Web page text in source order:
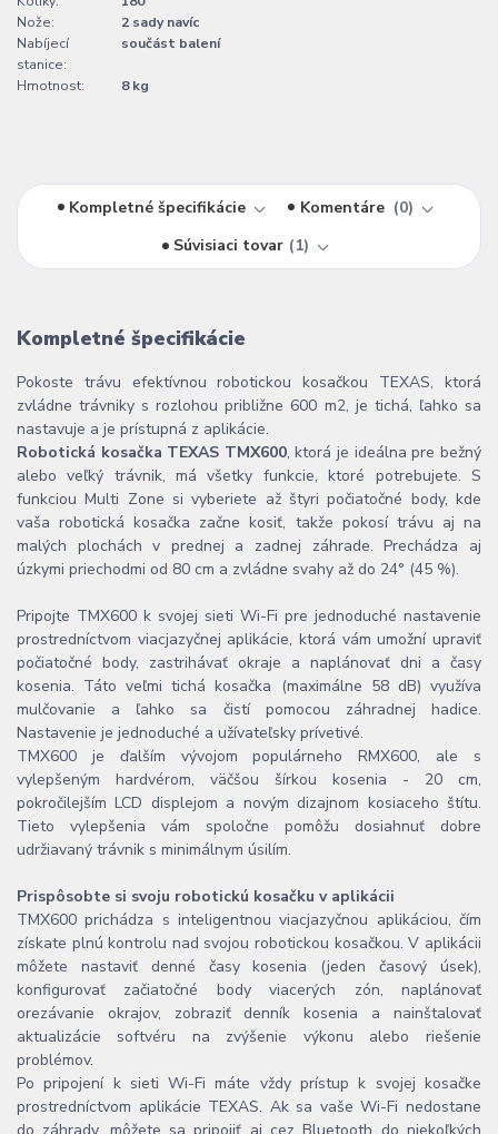
Nože:
2 sady navíc
Nabíjecí
stanice:
součást balení
Hmotnost: 8 kg
Kompletné špecifikácie Komentáre
0
Súvisiaci tovar
1
Kompletné špecifikácie
Pokoste trávu efektívnou robotickou kosačkou TEXAS, ktorá
zvládne trávniky s rozlohou približne 600 m2, je tichá, ľahko sa
nastavuje a je prístupná z aplikácie.
Robotická kosačka TEXAS TMX600, ktorá je ideálna pre bežný
alebo veľký trávnik, má všetky funkcie, ktoré potrebujete. S
funkciou Multi Zone si vyberiete až štyri počiatočné body, kde
vaša robotická kosačka začne kosiť, takže pokosí trávu aj na
malých plochách v prednej a zadnej záhrade. Prechádza aj
úzkymi priechodmi od 80 cm a zvládne svahy až do 24° (45 %).
Pripojte TMX600 k svojej sieti Wi-Fi pre jednoduché nastavenie
prostredníctvom viacjazyčnej aplikácie, ktorá vám umožní upraviť
počiatočné body, zastrihávať okraje a naplánovať dni a časy
kosenia. Táto veľmi tichá kosačka (maximálne 58 dB) využíva
mulčovanie a ľahko sa čistí pomocou záhradnej hadice.
Nastavenie je jednoduché a užívateľsky prívetivé.
TMX600 je ďalším vývojom populárneho RMX600, ale s
vylepšeným hardvérom, väčšou šírkou kosenia - 20 cm,
pokročilejším LCD displejom a novým dizajnom kosiaceho štítu.
Tieto vylepšenia vám spoločne pomôžu dosiahnuť dobre
udržiavaný trávnik s minimálnym úsilím.
Prispôsobte si svoju robotickú kosačku v aplikácii
TMX600 prichádza s inteligentnou viacjazyčnou aplikáciou, čím
získate plnú kontrolu nad svojou robotickou kosačkou. V aplikácii
môžete nastaviť denné časy kosenia (jeden časový úsek),
konfigurovať začiatočné body viacerých zón, naplánovať
orezávanie okrajov, zobraziť denník kosenia a nainštalovať
aktualizácie softvéru na zvýšenie výkonu alebo riešenie
problémov.
Po pripojení k sieti Wi-Fi máte vždy prístup k svojej kosačke
prostredníctvom aplikácie TEXAS. Ak sa vaše Wi-Fi nedostane
do záhrady, môžete sa pripojiť aj cez Bluetooth do niekoľkých